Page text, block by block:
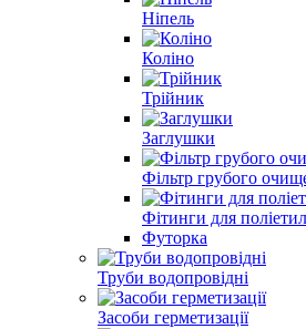
Ніпель
Коліно
Трійник
Заглушки
Фільтр грубого
Фітинги для
Футорка
Труби водопровідні
Засоби герметизації